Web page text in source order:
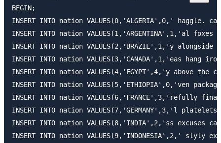
BEGIN;
INSERT INTO nation VALUES(0,'ALGERIA',0,'
INSERT INTO nation VALUES(1,'ARGENTINA',1,'al
INSERT INTO nation VALUES(2,'BRAZIL',1,'y
INSERT INTO nation VALUES(3,'CANADA',1,'eas
INSERT INTO nation VALUES(4,'EGYPT',4,'y
INSERT INTO nation VALUES(5,'ETHIOPIA',0,'ven
INSERT INTO nation VALUES(6,'FRANCE',3,'refully
INSERT INTO nation VALUES(7,'GERMANY',3,'l
INSERT INTO nation VALUES(8,'INDIA',2,'ss
INSERT INTO nation VALUES(9,'INDONESIA',2,'